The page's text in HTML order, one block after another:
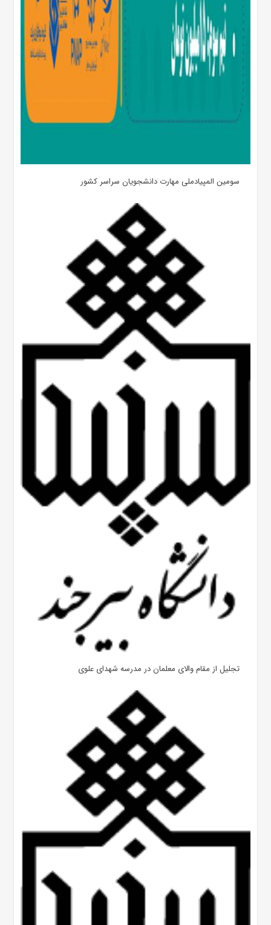
سومین المپیادملی مهارت دانشجویان سراسر کشور
تجلیل از مقام والای معلمان در مدرسه شهدای علوی